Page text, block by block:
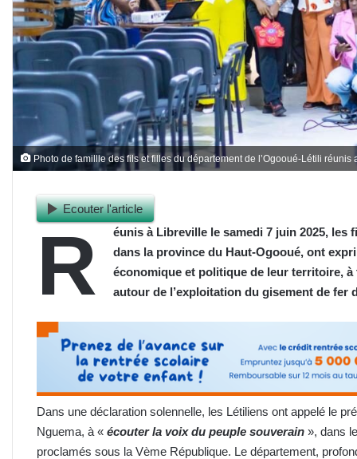
Photo de famillle des fils et filles du département de l’Ogooué-Létili
Ecouter l'article
R
éunis à Libreville le samedi 7 juin 2025, les
dans la province du Haut-Ogooué, ont
économique et politique de leur territoire,
autour de l’exploitation du gisement de fer
Dans une déclaration solennelle, les Létiliens ont appelé le
Nguema, à « écouter la voix du peuple souverain », dans
proclamés sous la Vème République. Le département,